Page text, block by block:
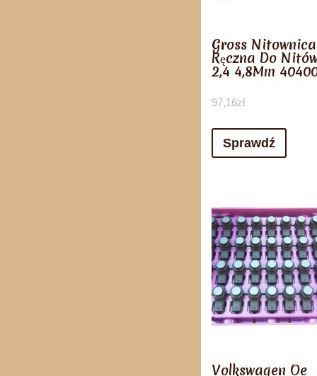
Gross Nitownica
Ręczna Do
2,4 4,8Mm
97,16zł
Sprawdź
Volkswagen Oe